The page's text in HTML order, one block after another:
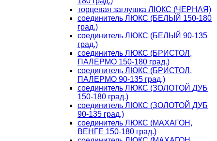
торцевая заглушка ЛЮКС (ЧЕРНАЯ)
соединитель ЛЮКС (БЕЛЫЙ 150-180
град.)
соединитель ЛЮКС (БЕЛЫЙ 90-135
град.)
соединитель ЛЮКС (БРИСТОЛ,
ПАЛЕРМО 150-180 град.)
соединитель ЛЮКС (БРИСТОЛ,
ПАЛЕРМО 90-135 град.)
соединитель ЛЮКС (ЗОЛОТОЙ ДУБ
150-180 град.)
соединитель ЛЮКС (ЗОЛОТОЙ ДУБ
90-135 град.)
соединитель ЛЮКС (МАХАГОН,
ВЕНГЕ 150-180 град.)